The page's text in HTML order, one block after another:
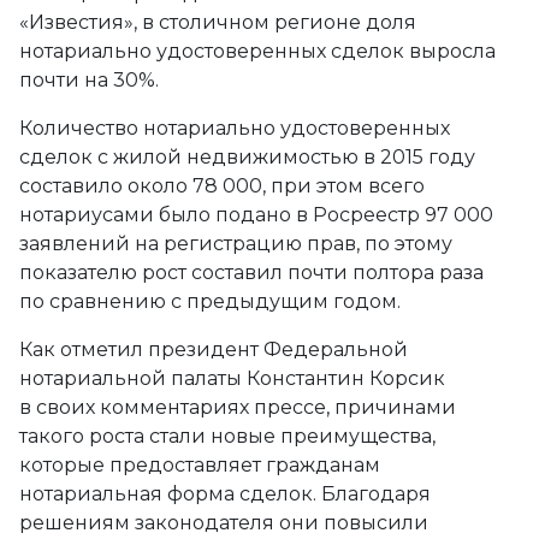
«Известия», в столичном регионе доля
нотариально удостоверенных сделок выросла
почти на 30%.
Количество нотариально удостоверенных
сделок с жилой недвижимостью в 2015 году
составило около 78 000, при этом всего
нотариусами было подано в Росреестр 97 000
заявлений на регистрацию прав, по этому
показателю рост составил почти полтора раза
по сравнению с предыдущим годом.
Как отметил президент Федеральной
нотариальной палаты Константин Корсик
в своих комментариях прессе, причинами
такого роста стали новые преимущества,
которые предоставляет гражданам
нотариальная форма сделок. Благодаря
решениям законодателя они повысили